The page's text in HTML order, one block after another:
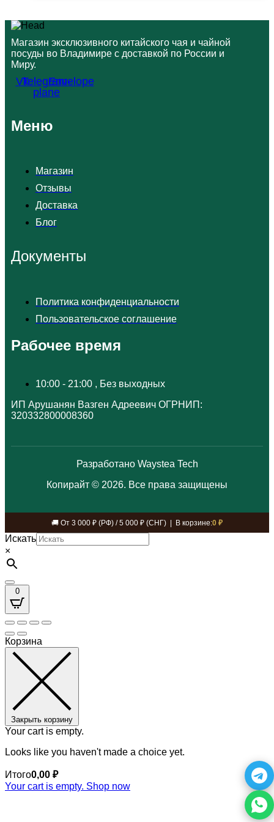
имеет
вариаций.
Опции
можно
выбрать
на
странице
Магазин эксклюзивного китайского чая и чайной
посуды во Владимире с доставкой по России и
Миру.
VkTelegram-
plane
Envelope
Меню
Магазин
Отзывы
Доставка
Блог
Документы
Политика конфиденциальности
Пользовательское соглашение
Рабочее время
10:00 - 21:00 , Без выходных
ИП Арушанян Вазген Адреевич ОГРНИП:
320332800008360
Разработано Waystea Tech
Копирайт © 2026. Все права защищены
🚚 От 3 000 ₽ (РФ) / 5 000 ₽ (СНГ) | В корзине:0 ₽
Искать
×
0
Корзина
Закрыть корзину
Your cart is empty.
Looks like you haven't made a choice yet.
Итого0,00 ₽
Your cart is empty. Shop now